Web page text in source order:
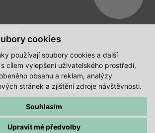
cookies
používají soubory cookies a další
cílem vylepšení uživatelského prostředí,
obsahu a reklam, analýzy
stránek a zjištění zdroje návštěvnosti.
Souhlasím
Upravit mé předvolby
dny a v sobotu 13:00 - 14:00.